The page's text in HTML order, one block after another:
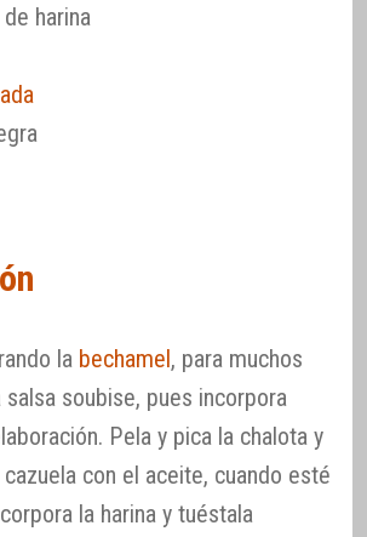
harina
la bechamel, para muchos
soubise, pues incorpora
Pela y pica la chalota y
cazuela con el aceite, cuando esté
la harina y tuéstala